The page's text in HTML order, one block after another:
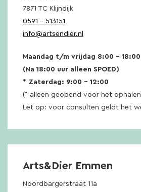
7871 TC Klijndijk
0591 – 513151
info@artsendier.nl
Maandag t/m vrijdag 8:00 – 18:00
(Na 18:00 uur alleen SPOED)
* Zaterdag: 9:00 – 12:00
(* alleen geopend voor het
Let op: voor consulten geldt het
Arts&Dier Emmen
Noordbargerstraat 11a